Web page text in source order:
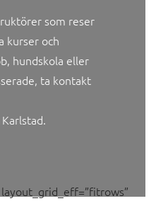
som reser
kurser och
hundskola eller
ta kontakt